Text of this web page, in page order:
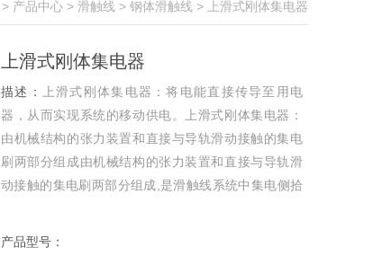
> 产品中心 > 滑触线 > 钢体滑触线 > 上滑式刚体集电器
上滑式刚体集电器
描述：
上滑式刚体集电器：将电能直接传导至用电
器，从而实现系统的移动供电。上滑式刚体集电器：
由机械结构的张力装置和直接与导轨滑动接触的集电
刷两部分组成由机械结构的张力装置和直接与导轨滑
动接触的集电刷两部分组成,是滑触线系统中集电侧拾
产品型号：